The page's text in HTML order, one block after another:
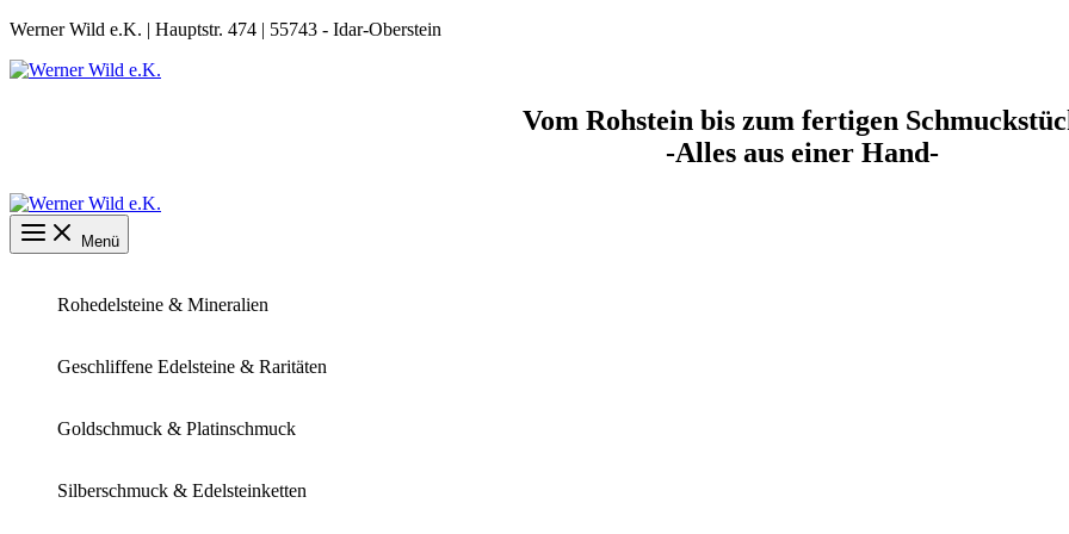
Zum
springen
Werner Wild e.K. | Hauptstr. 474 | 55743 - Idar-Oberstein
Vom Rohstein bis zum fertigen
-Alles aus einer Hand-
Menü
Rohedelsteine & Mineralien
Geschliffene Edelsteine & Raritäten
Goldschmuck & Platinschmuck
Silberschmuck & Edelsteinketten